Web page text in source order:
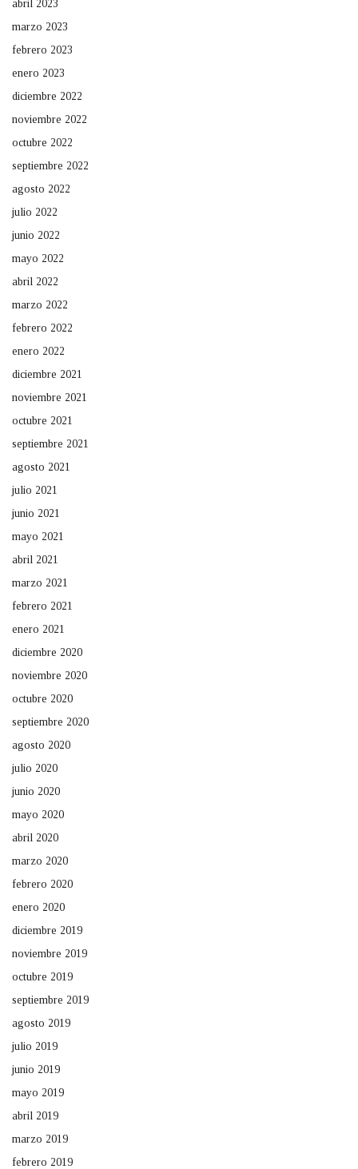
abril 2023
marzo 2023
febrero 2023
enero 2023
diciembre 2022
noviembre 2022
octubre 2022
septiembre 2022
agosto 2022
julio 2022
junio 2022
mayo 2022
abril 2022
marzo 2022
febrero 2022
enero 2022
diciembre 2021
noviembre 2021
octubre 2021
septiembre 2021
agosto 2021
julio 2021
junio 2021
mayo 2021
abril 2021
marzo 2021
febrero 2021
enero 2021
diciembre 2020
noviembre 2020
octubre 2020
septiembre 2020
agosto 2020
julio 2020
junio 2020
mayo 2020
abril 2020
marzo 2020
febrero 2020
enero 2020
diciembre 2019
noviembre 2019
octubre 2019
septiembre 2019
agosto 2019
julio 2019
junio 2019
mayo 2019
abril 2019
marzo 2019
febrero 2019